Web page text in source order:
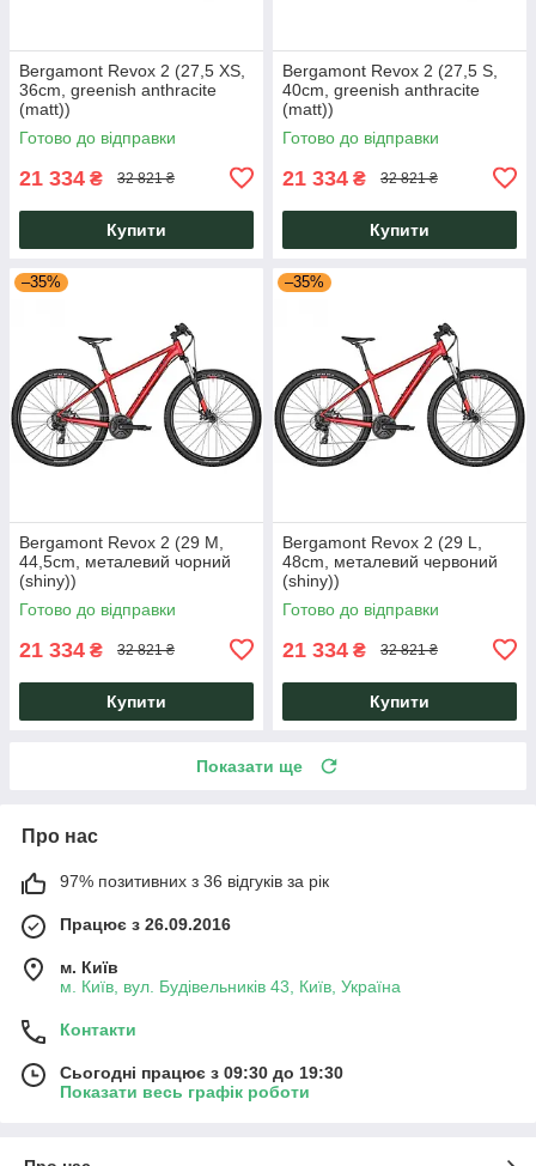
Bergamont Revox 2 (27,5 XS,
36cm, greenish anthracite
(matt))
Готово до відправки
21 334 ₴ 32 821 ₴
Купити
Bergamont Revox 2 (27,5 S,
40cm, greenish anthracite
(matt))
Готово до відправки
21 334 ₴ 32 821 ₴
Купити
–35%
Bergamont Revox 2 (29 M,
44,5cm, металевий чорний
(shiny))
Готово до відправки
21 334 ₴ 32 821 ₴
Купити
–35%
Bergamont Revox 2 (29 L,
48cm, металевий червоний
(shiny))
Готово до відправки
21 334 ₴ 32 821 ₴
Купити
Показати ще
Про нас
97% позитивних з 36 відгуків за рік
Працює з 26.09.2016
м. Київ
м. Київ, вул. Будівельників 43, Київ, Україна
Контакти
Сьогодні працює з 09:30 до 19:30
Показати весь графік роботи